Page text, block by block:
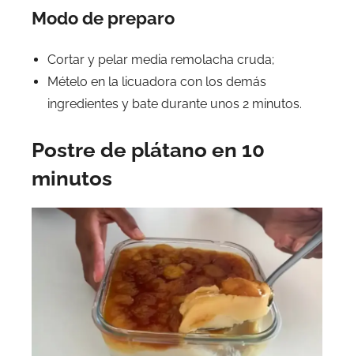
Modo de preparo
Cortar y pelar media remolacha cruda;
Mételo en la licuadora con los demás
ingredientes y bate durante unos 2 minutos.
Postre de plátano en 10
minutos